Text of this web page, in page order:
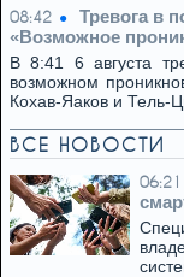
08:42
Тревога в
«Возможное
В 8:41 6 августа
возможном
Кохав-Яаков и Тель-
ВСЕ НОВОСТИ
06:21